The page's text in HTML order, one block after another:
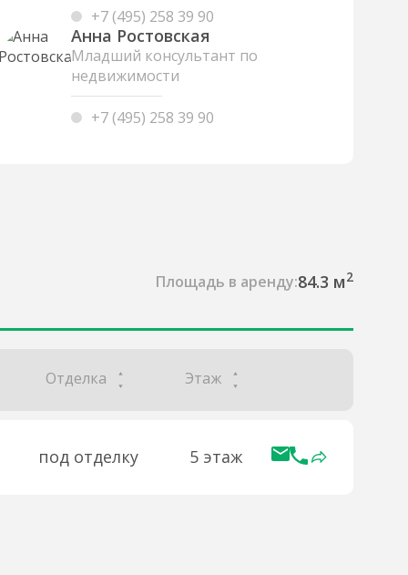
+7 (495) 258 39 90
Анна Ростовская
Младший консультант по
недвижимости
+7 (495) 258 39 90
Площадь в аренду:84.3 м2
Отделка Этаж
под отделку 5 этаж